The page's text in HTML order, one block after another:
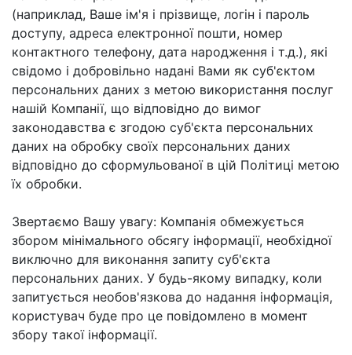
(наприклад, Ваше ім'я і прізвище, логін і пароль
доступу, адреса електронної пошти, номер
контактного телефону, дата народження і т.д.), які
свідомо і добровільно надані Вами як суб'єктом
персональних даних з метою використання послуг
нашій Компанії, що відповідно до вимог
законодавства є згодою суб'єкта персональних
даних на обробку своїх персональних даних
відповідно до сформульованої в цій Політиці метою
їх обробки.
Звертаємо Вашу увагу: Компанія обмежується
збором мінімального обсягу інформації, необхідної
виключно для виконання запиту суб'єкта
персональних даних. У будь-якому випадку, коли
запитується необов'язкова до надання інформація,
користувач буде про це повідомлено в момент
збору такої інформації.